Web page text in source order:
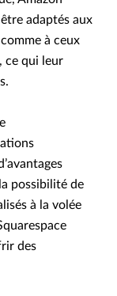
adaptés aux
à ceux
ce qui leur
possibilité de
à la volée
des